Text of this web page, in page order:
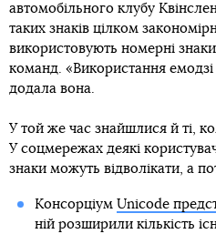
автомобільного клубу
таких знаків цілком
використовують номерні
команд. «Використання
додала вона.
У той же час знайшлися й ті,
У соцмережах деякі
знаки можуть відволікати, а
Консорціум Unicode
ній розширили кількість